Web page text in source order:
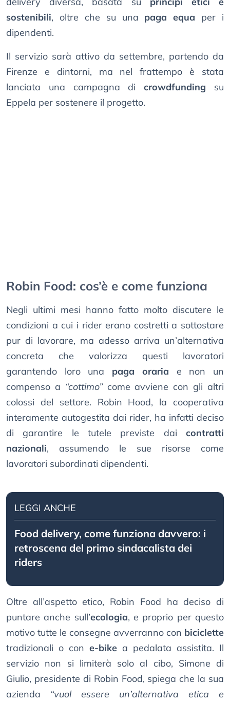
sostenibili, oltre che su una paga equa per i
dipendenti.
Il servizio sarà attivo da settembre, partendo da
Firenze e dintorni, ma nel frattempo è stata
lanciata una campagna dicrowdfunding su
Eppela per sostenere il progetto.
Robin Food: cos’è e come funziona
Negli ultimi mesi hanno fatto molto discutere le
condizioni a cui i rider erano costretti a sottostare
pur di lavorare, ma adesso arriva un’alternativa
concreta che valorizza questi lavoratori
garantendo loro una paga oraria e non un
compenso a “cottimo”come avviene con gli altri
colossi del settore. Robin Hood, la cooperativa
interamente autogestita dai rider, ha infatti deciso
di garantire le tutele previste dai contratti
nazionali, assumendo le sue risorse come
lavoratori subordinati dipendenti.
LEGGI ANCHE
Food delivery, come funziona davvero: i
retroscena del primo sindacalista dei
riders
Oltre all’aspetto etico, Robin Food ha deciso di
puntare anche sull’ecologia, e proprio per questo
motivo tutte le consegne avverranno con biciclette
tradizionali o con e-bike a pedalata assistita. Il
servizio non si limiterà solo al cibo, Simone di
Giulio, presidente di Robin Food, spiega che la sua
azienda “vuol essere un’alternativa etica e